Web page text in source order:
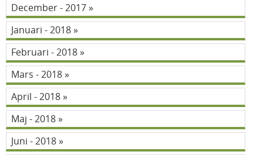
December - 2017
Januari - 2018
Februari - 2018
Mars - 2018
April - 2018
Maj - 2018
Juni - 2018